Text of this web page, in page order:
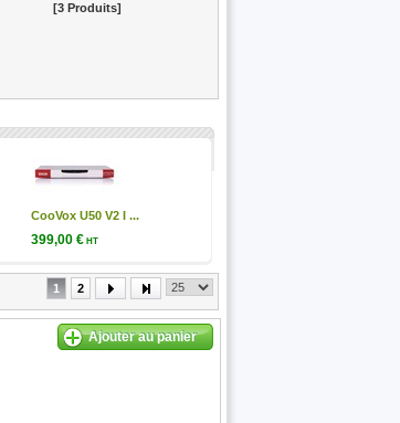
[3 Produits]
CooVox U50 V2 I ...
399,00 €HT
1 2
Ajouter au panier